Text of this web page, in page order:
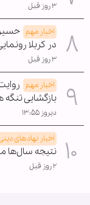
۳ روز قبل
اخبار مهم
در کربلا
۳ روز قبل
اخبار مهم
بازگشایی تنگه
دیروز ۱۳:۵۵
اخبار نهادهای
نتیجه سال‌ها
۲ روز قبل